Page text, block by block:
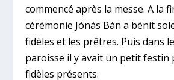
commencé après la messe. A la
cérémonie Jónás Bán a bénit
fidèles et les prêtres. Puis dans
paroisse il y avait un petit festin
fidèles présents.